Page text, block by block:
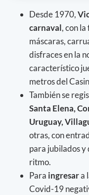
Desde 1970,
carnaval, con
máscaras,
disfraces en la
característico
metros del
También se
Santa Elena,
Uruguay,
otras, con
para jubilados y
ritmo.
Para ingresara
Covid-19